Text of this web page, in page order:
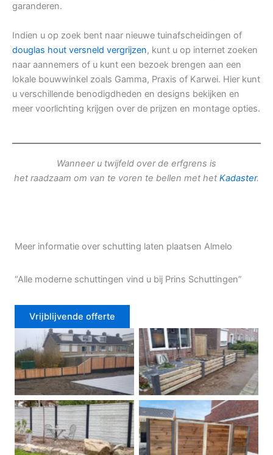
garanderen.
Indien u op zoek bent naar nieuwe tuinafscheidingen of
douglas hout versneld vergrijzen, kunt u op internet zoeken
naar aannemers of u kunt een bezoek brengen aan een
lokale bouwwinkel zoals Gamma, Praxis of Karwei. Hier kunt
u verschillende benodigdheden en designs bekijken en
meer voorlichting krijgen over de prijzen en montage opties.
Wanneer u twijfeld over de erfgrens is
het raadzaam om van te voren te bellen met het Kadaster.
Meer informatie over schutting laten plaatsen Almelo
“Alle moderne schuttingen vind u bij Prins Schuttingen”
Vrijblijvende offerte
Douglas schutting Tuinhek voortuin
Betonschutting
Dubbele poort